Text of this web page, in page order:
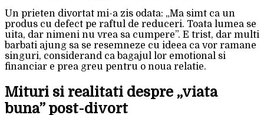
Un prieten divortat mi-a zis odata: „Ma simt ca un
produs cu defect pe raftul de reduceri. Toata lumea se
uita, dar nimeni nu vrea sa cumpere”. E trist, dar multi
barbati ajung sa se resemneze cu ideea ca vor ramane
singuri, considerand ca bagajul lor emotional si
financiar e prea greu pentru o noua relatie.
Mituri si realitati despre „viata
buna” post-divort